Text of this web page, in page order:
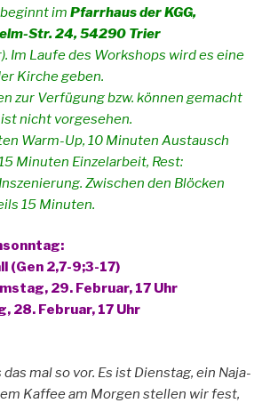
im Pfarrhaus der KGG,
Str. 24, 54290 Trier
Im Laufe des Workshops wird es eine
Kirche geben.
zur Verfügung bzw. können gemacht
nicht vorgesehen.
Warm-Up, 10 Minuten Austausch
Minuten Einzelarbeit, Rest:
Zwischen den Blöcken
15 Minuten.
(Gen 2,7-9;3-17)
29. Februar, 17 Uhr
28. Februar, 17 Uhr
mal so vor. Es ist Dienstag, ein Naja-
Kaffee am Morgen stellen wir fest,